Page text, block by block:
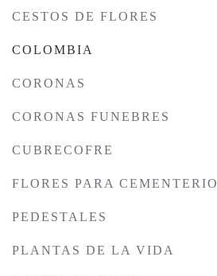
CESTOS DE FLORES
COLOMBIA
CORONAS
CORONAS FUNEBRES
CUBRECOFRE
FLORES PARA CEMENTERIO
PEDESTALES
PLANTAS DE LA VIDA